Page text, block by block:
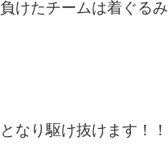
けたチームは着ぐるみ
なり駆け抜けます！！